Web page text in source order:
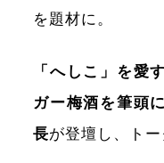
を題材に。
「へしこ」を愛
ガー梅酒を筆頭
長が登壇し、トー